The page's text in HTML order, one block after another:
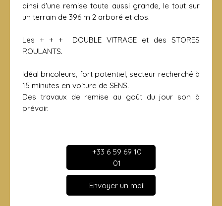
ainsi d'une remise toute aussi grande, le tout sur
un terrain de 396 m 2 arboré et clos.
Les + + + DOUBLE VITRAGE et des STORES
ROULANTS.
Idéal bricoleurs, fort potentiel, secteur recherché à
15 minutes en voiture de SENS.
Des travaux de remise au goût du jour son à
prévoir.
+33 6 59 69 10
01
Envoyer un mail